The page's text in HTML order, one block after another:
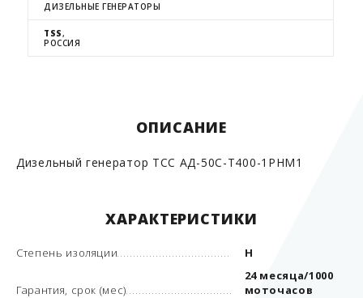
ДИЗЕЛЬНЫЕ ГЕНЕРАТОРЫ
TSS,
РОССИЯ
ОПИСАНИЕ
Дизельный генератор ТСС АД-50С-Т400-1РНМ1
ХАРАКТЕРИСТИКИ
Степень изоляции H
Гарантия, срок (мес)
24 месяца/1000
моточасов